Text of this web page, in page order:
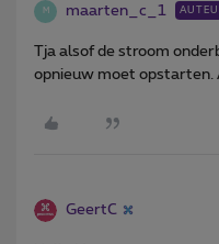
M maarten_c_1
Tja alsof de stroom
opnieuw moet opstarten.
GeertC